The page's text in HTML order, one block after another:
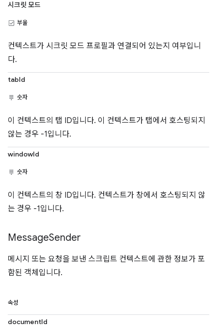
시크릿 모드
부울
컨텍스트가 시크릿 모드 프로필과 연결되어 있는지 여부입니
다.
tabId
숫자
이 컨텍스트의 탭 ID입니다. 이 컨텍스트가 탭에서 호스팅되지
않는 경우 -1입니다.
windowId
숫자
이 컨텍스트의 창 ID입니다. 컨텍스트가 창에서 호스팅되지 않
는 경우 -1입니다.
MessageSender
메시지 또는 요청을 보낸 스크립트 컨텍스트에 관한 정보가 포
함된 객체입니다.
속성
documentId